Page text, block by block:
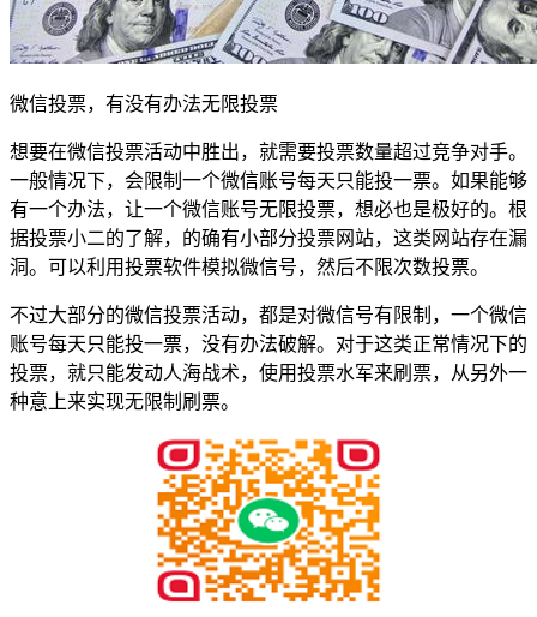
微信投票，有没有办法无限投票
想要在微信投票活动中胜出，就需要投票数量超过竞争对手。
一般情况下，会限制一个微信账号每天只能投一票。如果能够
有一个办法，让一个微信账号无限投票，想必也是极好的。根
据投票小二的了解，的确有小部分投票网站，这类网站存在漏
洞。可以利用投票软件模拟微信号，然后不限次数投票。
不过大部分的微信投票活动，都是对微信号有限制，一个微信
账号每天只能投一票，没有办法破解。对于这类正常情况下的
投票，就只能发动人海战术，使用投票水军来刷票，从另外一
种意上来实现无限制刷票。